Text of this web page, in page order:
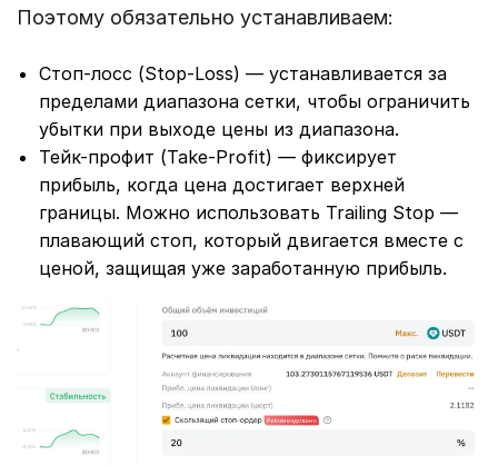
Поэтому обязательно устанавливаем:
Стоп-лосс (Stop-Loss) — устанавливается за
пределами диапазона сетки, чтобы ограничить
убытки при выходе цены из диапазона.
Тейк-профит (Take-Profit) — фиксирует
прибыль, когда цена достигает верхней
границы. Можно использовать Trailing Stop —
плавающий стоп, который двигается вместе с
ценой, защищая уже заработанную прибыль.